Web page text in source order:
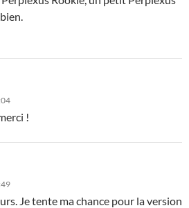
!
Je tente ma chance pour la version